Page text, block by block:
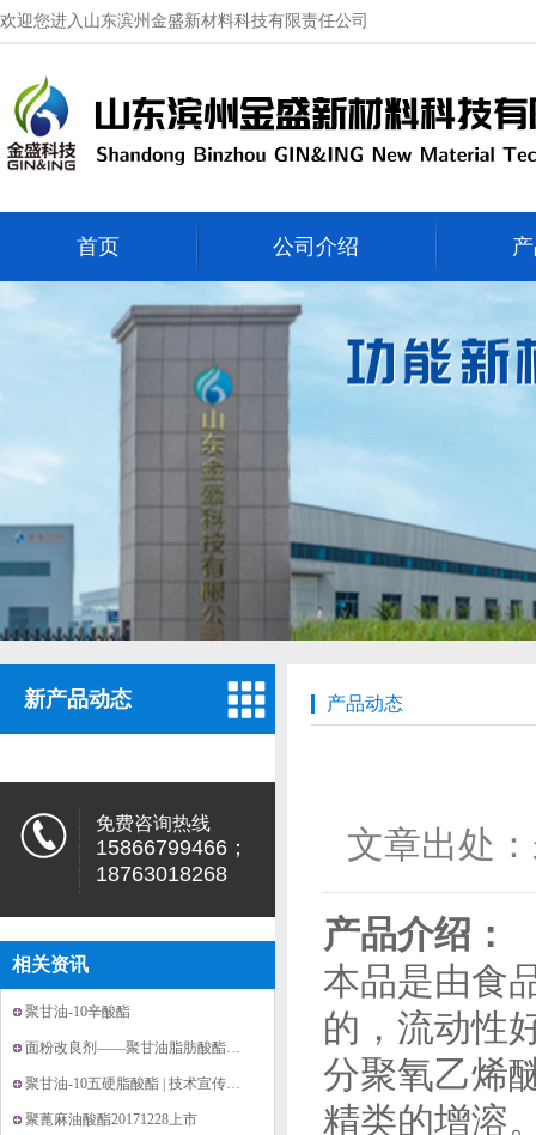
欢迎您进入山东滨州金盛新材料科技有限责任公司
首页 公司介绍
新产品动态
免费咨询热线
15866799466；
18763018268
相关资讯
聚甘油-10辛酸酯
面粉改良剂——聚甘油脂肪酸酯20171224上市
聚甘油-10五硬脂酸酯 | 技术宣传与应用指南
聚蓖麻油酸酯20171228上市
产品动态
文章出处
产品介绍：
本品是由食
的，流动性
分聚氧乙烯
精类的增溶